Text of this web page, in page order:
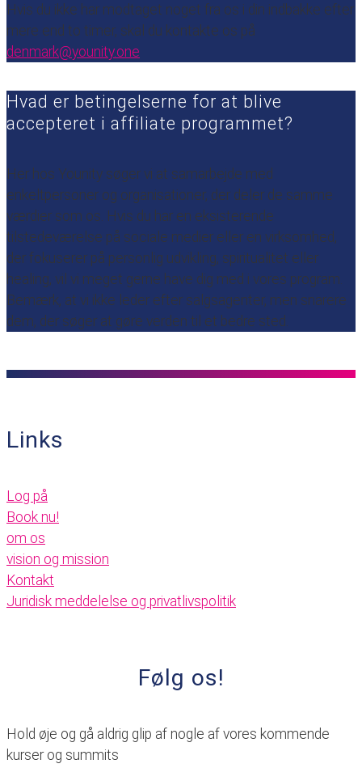
Hvis du ikke har modtaget noget fra os i din indbakke efter
mere end to timer, skal du kontakte os på
denmark@younity.one
Hvad er betingelserne for at blive
accepteret i affiliate programmet?
Her hos Younity søger vi at samarbejde med
enkeltpersoner og organisationer, der deler de samme
værdier som os. Hvis du har en eksisterende
tilstedeværelse på sociale medier eller en virksomhed,
der fokuserer på personlig udvikling, spiritualitet eller
healing, vil vi meget gerne have dig med i vores program.
Bemærk, at vi ikke leder efter salgsagenter, men snarere
dem, der søger at gøre verden til et bedre sted.
Links
Log på
Book nu!
om os
vision og mission
Kontakt
Juridisk meddelelse og privatlivspolitik
Følg os!
Hold øje og gå aldrig glip af nogle af vores kommende
kurser og summits